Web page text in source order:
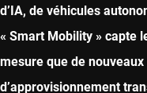
d’IA, de véhicules
« Smart Mobility » capte
mesure que de
d’approvisionnement